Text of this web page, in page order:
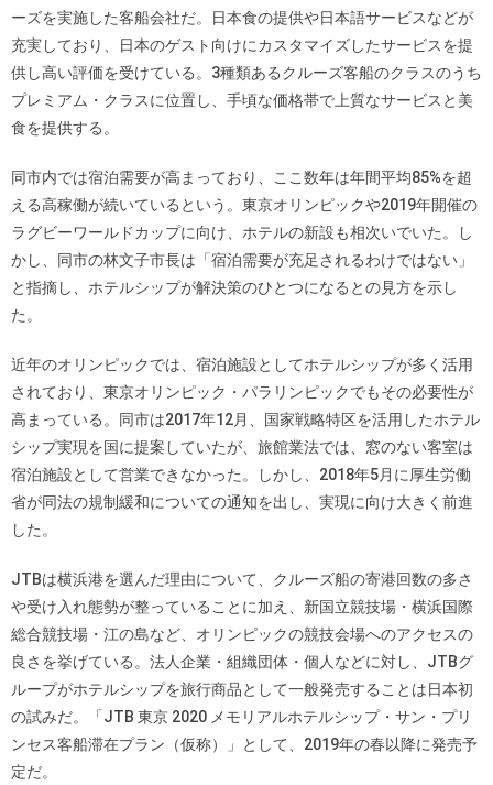
ーズを実施した客船会社だ。日本食の提供や日本語サービスなどが
充実しており、日本のゲスト向けにカスタマイズしたサービスを提
供し高い評価を受けている。3種類あるクルーズ客船のクラスのうち
プレミアム・クラスに位置し、手頃な価格帯で上質なサービスと美
食を提供する。
同市内では宿泊需要が高まっており、ここ数年は年間平均85%を超
える高稼働が続いているという。東京オリンピックや2019年開催の
ラグビーワールドカップに向け、ホテルの新設も相次いでいた。し
かし、同市の林文子市長は「宿泊需要が充足されるわけではない」
と指摘し、ホテルシップが解決策のひとつになるとの見方を示し
た。
近年のオリンピックでは、宿泊施設としてホテルシップが多く活用
されており、東京オリンピック・パラリンピックでもその必要性が
高まっている。同市は2017年12月、国家戦略特区を活用したホテル
シップ実現を国に提案していたが、旅館業法では、窓のない客室は
宿泊施設として営業できなかった。しかし、2018年5月に厚生労働
省が同法の規制緩和についての通知を出し、実現に向け大きく前進
した。
JTBは横浜港を選んだ理由について、クルーズ船の寄港回数の多さ
や受け入れ態勢が整っていることに加え、新国立競技場・横浜国際
総合競技場・江の島など、オリンピックの競技会場へのアクセスの
良さを挙げている。法人企業・組織団体・個人などに対し、JTBグ
ループがホテルシップを旅行商品として一般発売することは日本初
の試みだ。「JTB 東京 2020 メモリアルホテルシップ・サン・プリ
ンセス客船滞在プラン（仮称）」として、2019年の春以降に発売予
定だ。